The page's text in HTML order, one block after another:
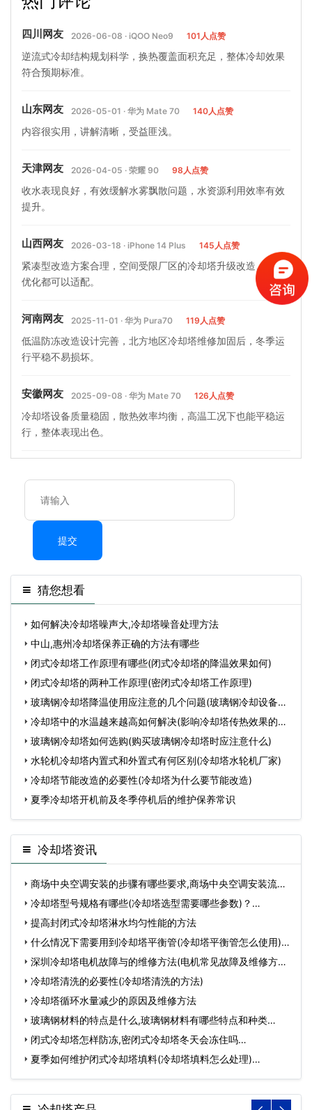
(水轮机冷却塔对节能都什…
四川网友 2026-06-08 · iQOO Neo9 101人点赞
逆流式冷却结构规划科学，换热覆盖面积充足，整体冷却效果
符合预期标准。
山东网友 2026-05-01 · 华为 Mate 70 140人点赞
内容很实用，讲解清晰，受益匪浅。
天津网友 2026-04-05 · 荣耀 90 98人点赞
收水表现良好，有效缓解水雾飘散问题，水资源利用效率有效
提升。
山西网友 2026-03-18 · iPhone 14 Plus 145人点赞
紧凑型改造方案合理，空间受限厂区的冷却塔升级改造、降噪
优化都可以适配。
河南网友 2025-11-01 · 华为 Pura70 119人点赞
低温防冻改造设计完善，北方地区冷却塔维修加固后，冬季运
行平稳不易损坏。
安徽网友 2025-09-08 · 华为 Mate 70 126人点赞
冷却塔设备质量稳固，散热效率均衡，高温工况下也能平稳运
行，整体表现出色。
提交
猜您想看
如何解决冷却塔噪声大,冷却塔噪音处理方法
中山,惠州冷却塔保养正确的方法有哪些
闭式冷却塔工作原理有哪些(闭式冷却塔的降温效果如何)
闭式冷却塔的两种工作原理(密闭式冷却塔工作原理)
玻璃钢冷却塔降温使用应注意的几个问题(玻璃钢冷却设备维
护 冷却塔中的水温越来越高如何解决(影响冷却塔传热效果的因
素 玻璃钢冷却塔如何选购(购买玻璃钢冷却塔时应注意什么)
水轮机冷却塔内置式和外置式有何区别(冷却塔水轮机厂家)
冷却塔节能改造的必要性(冷却塔为什么要节能改造)
夏季冷却塔开机前及冬季停机后的维护保养常识
冷却塔资讯
商场中央空调安装的步骤有哪些要求,商场中央空调安装流
程…冷却塔型号规格有哪些(冷却塔选型需要哪些参数)？…
提高封闭式冷却塔淋水均匀性能的方法
什么情况下需要用到冷却塔平衡管(冷却塔平衡管怎么使用)…
深圳冷却塔电机故障与的维修方法(电机常见故障及维修方法)
… 冷却塔清洗的必要性(冷却塔清洗的方法)
冷却塔循环水量减少的原因及维修方法
玻璃钢材料的特点是什么,玻璃钢材料有哪些特点和种类…
闭式冷却塔怎样防冻,密闭式冷却塔冬天会冻住吗…
夏季如何维护闭式冷却塔填料(冷却塔填料怎么处理)…